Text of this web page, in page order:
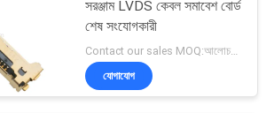
সরঞ্জাম LVDS কেবল সমাবেশ বোর্ড
শেষ সংযোগকারী
যোগাযোগ